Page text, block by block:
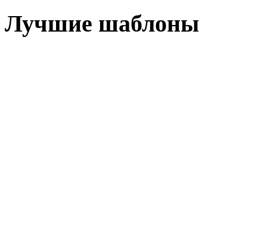
Лучшие шаблоны